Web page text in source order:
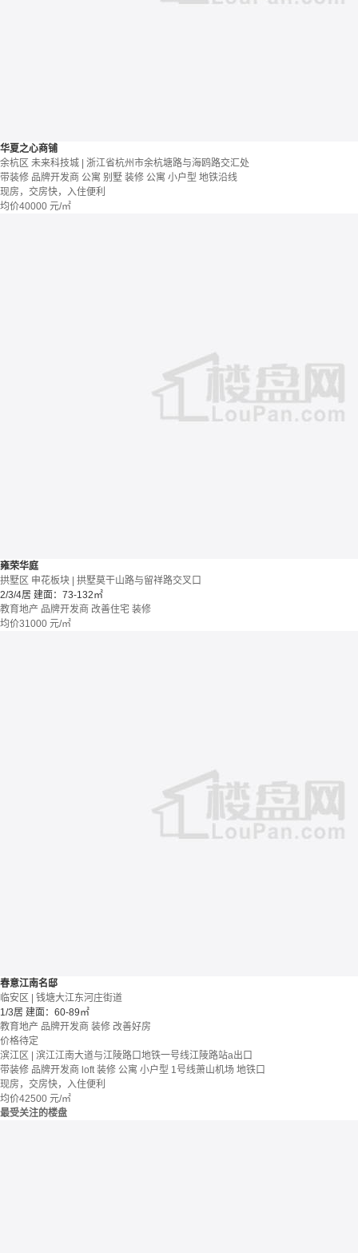
华夏之心商铺
余杭区 未来科技城 | 浙江省杭州市余杭塘路与海鸥路交汇处
带装修 品牌开发商 公寓 别墅 装修 公寓 小户型 地铁沿线
现房，交房快，入住便利
均价40000 元/㎡
雍荣华庭
拱墅区 申花板块 | 拱墅莫干山路与留祥路交叉口
2/3/4居 建面：73-132㎡
教育地产 品牌开发商 改善住宅 装修
均价31000 元/㎡
春意江南名邸
临安区 | 钱塘大江东河庄街道
1/3居 建面：60-89㎡
教育地产 品牌开发商 装修 改善好房
价格待定
滨江区 | 滨江江南大道与江陵路口地铁一号线江陵路站a出口
带装修 品牌开发商 loft 装修 公寓 小户型 1号线萧山机场 地铁口
现房，交房快，入住便利
均价42500 元/㎡
最受关注的楼盘